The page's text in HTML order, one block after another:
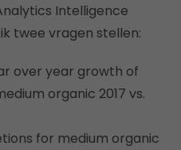
Intelligence
twee vragen stellen:
over year growth of
organic 2017 vs.
for medium organic